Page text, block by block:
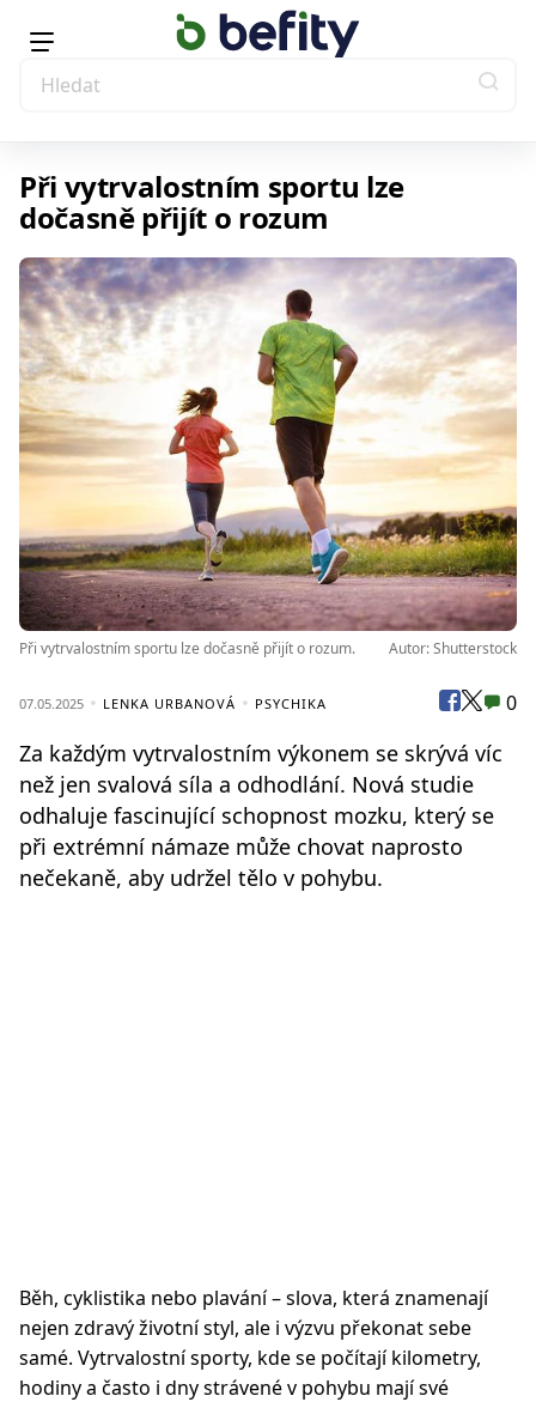
Při vytrvalostním sportu lze
dočasně přijít o rozum
Při vytrvalostním sportu lze dočasně přijít o rozum. Autor: Shutterstock
07.05.2025 LENKA URBANOVÁ PSYCHIKA 0
Za každým vytrvalostním výkonem se skrývá víc
než jen svalová síla a odhodlání. Nová studie
odhaluje fascinující schopnost mozku, který se
při extrémní námaze může chovat naprosto
nečekaně, aby udržel tělo v pohybu.
Běh, cyklistika nebo plavání – slova, která znamenají
nejen zdravý životní styl, ale i výzvu překonat sebe
samé. Vytrvalostní sporty, kde se počítají kilometry,
hodiny a často i dny strávené v pohybu mají své